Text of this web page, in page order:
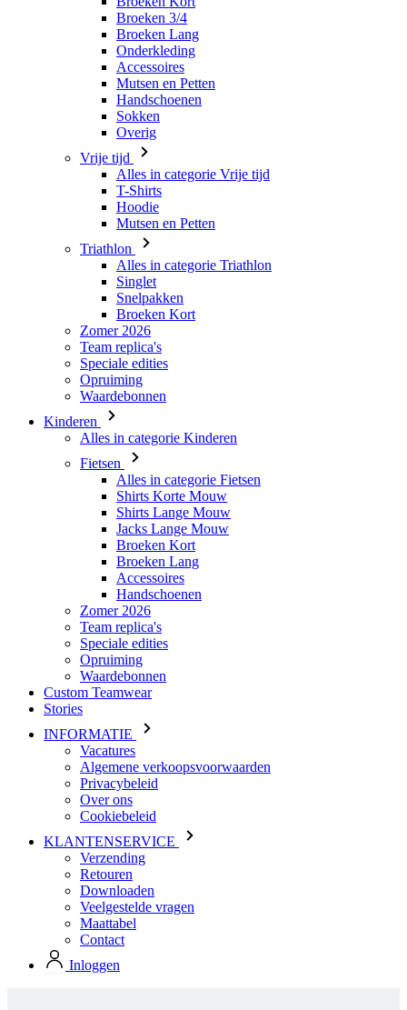
Mutsen en Petten
Handschoenen
Sokken
Overig
Vrije tijd
Alles in categorie Vrije tijd
T-Shirts
Hoodie
Mutsen en Petten
Triathlon
Alles in categorie Triathlon
Singlet
Snelpakken
Broeken Kort
Zomer 2026
Team replica's
Speciale edities
Opruiming
Waardebonnen
Kinderen
Alles in categorie Kinderen
Fietsen
Alles in categorie Fietsen
Shirts Lange Mouw
Jacks Lange Mouw
Broeken Kort
Broeken Lang
Accessoires
Handschoenen
Zomer 2026
Team replica's
Speciale edities
Opruiming
Waardebonnen
Custom Teamwear
Stories
INFORMATIE
Vacatures
Algemene verkoopsvoorwaarden
Privacybeleid
Cookiebeleid
KLANTENSERVICE
Verzending
Retouren
Downloaden
Veelgestelde vragen
Maattabel
Contact
Inloggen